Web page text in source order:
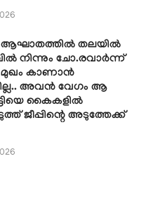
ആഘാതത്തിൽ തലയിൽ
നിന്നും ചോ.രവാർന്ന്
മുഖം കാണാൻ
അവൻ വേഗം ആ
കൈകളിൽ
ജീപ്പിന്റെ അടുത്തേക്ക്